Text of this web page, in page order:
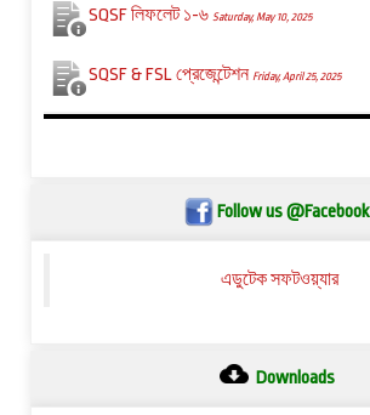
SQSF লিফলেট ১-৬ Saturday, May 10, 2025
SQSF & FSL প্রেজেন্টেশন Friday, April 25, 2025
Follow us @Facebook
এডুটেক সফটওয়্যার
Downloads